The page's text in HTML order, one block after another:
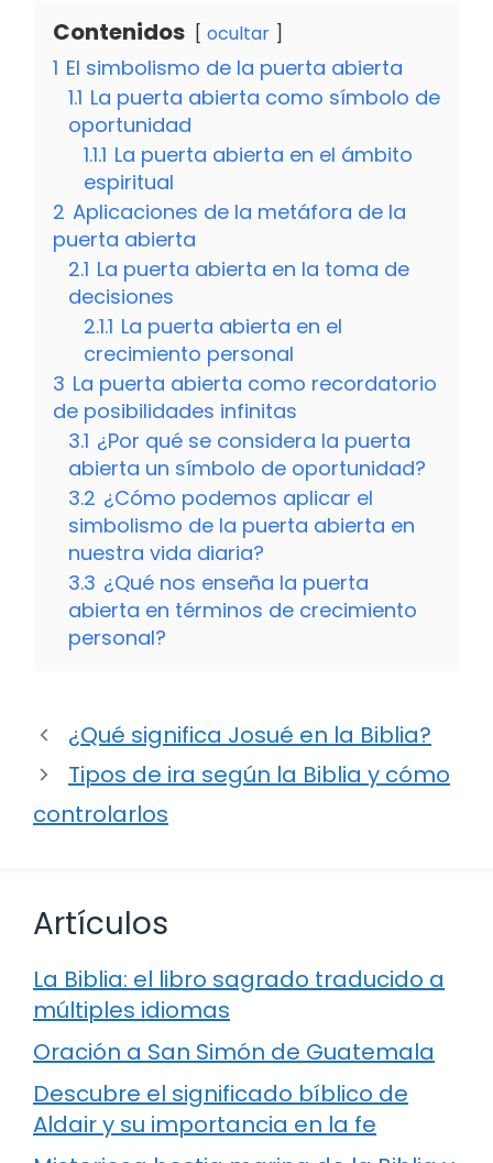
Contenidos ocultar
1 El simbolismo de la puerta abierta
1.1 La puerta abierta como símbolo de
oportunidad
1.1.1 La puerta abierta en el ámbito
espiritual
2 Aplicaciones de la metáfora de la
puerta abierta
2.1 La puerta abierta en la toma de
decisiones
2.1.1 La puerta abierta en el
crecimiento personal
3 La puerta abierta como recordatorio
de posibilidades infinitas
3.1 ¿Por qué se considera la puerta
abierta un símbolo de oportunidad?
3.2 ¿Cómo podemos aplicar el
simbolismo de la puerta abierta en
nuestra vida diaria?
3.3 ¿Qué nos enseña la puerta
abierta en términos de crecimiento
personal?
¿Qué significa Josué en la Biblia?
Tipos de ira según la Biblia y cómo
controlarlos
Artículos
La Biblia: el libro sagrado traducido a
múltiples idiomas
Oración a San Simón de Guatemala
Descubre el significado bíblico de
Aldair y su importancia en la fe